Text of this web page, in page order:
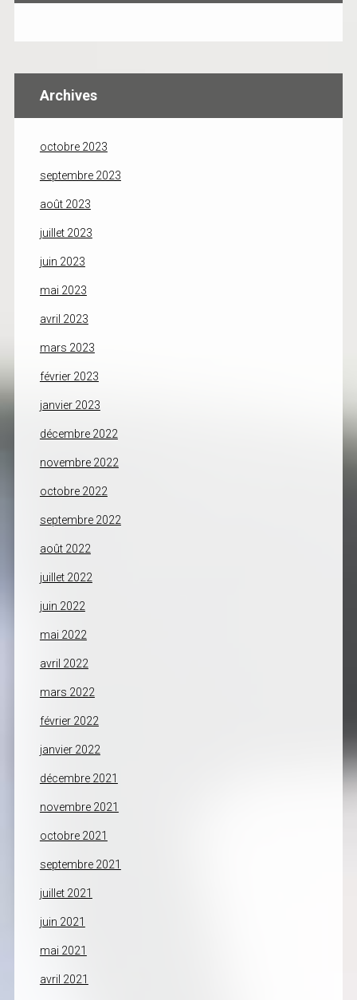
Archives
octobre 2023
septembre 2023
août 2023
juillet 2023
juin 2023
mai 2023
avril 2023
mars 2023
février 2023
janvier 2023
décembre 2022
novembre 2022
octobre 2022
septembre 2022
août 2022
juillet 2022
juin 2022
mai 2022
avril 2022
mars 2022
février 2022
janvier 2022
décembre 2021
novembre 2021
octobre 2021
septembre 2021
juillet 2021
juin 2021
mai 2021
avril 2021